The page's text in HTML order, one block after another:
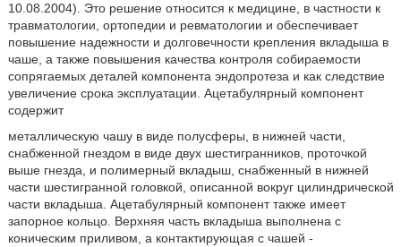
10.08.2004). Это решение относится к медицине, в частности к
травматологии, ортопедии и ревматологии и обеспечивает
повышение надежности и долговечности крепления вкладыша в
чаше, а также повышения качества контроля собираемости
сопрягаемых деталей компонента эндопротеза и как следствие
увеличение срока эксплуатации. Ацетабулярный компонент
содержит
металлическую чашу в виде полусферы, в нижней части,
снабженной гнездом в виде двух шестигранников, проточкой
выше гнезда, и полимерный вкладыш, снабженный в нижней
части шестигранной головкой, описанной вокруг цилиндрической
части вкладыша. Ацетабулярный компонент также имеет
запорное кольцо. Верхняя часть вкладыша выполнена с
коническим приливом, а контактирующая с чашей -